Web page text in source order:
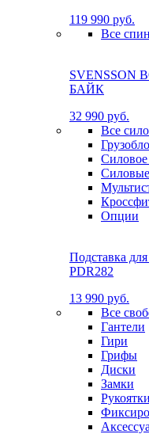
119 990 руб.
Все
SVENSSON
БАЙК
32 990 руб.
Все
Силовое
Опции
Подставка
PDR282
13 990 руб.
Все
Гантели
Гири
Грифы
Диски
Замки
Рукоятки